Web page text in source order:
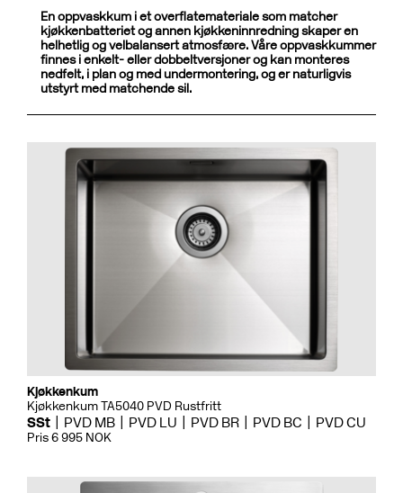
En oppvaskkum i et overflatemateriale som matcher
kjøkkenbatteriet og annen kjøkkeninnredning skaper en
helhetlig og velbalansert atmosfære. Våre oppvaskkummer
finnes i enkelt- eller dobbeltversjoner og kan monteres
nedfelt, i plan og med undermontering, og er naturligvis
utstyrt med matchende sil.
Kjøkkenkum
Kjøkkenkum TA5040 PVD Rustfritt
SSt PVD MB PVD LU PVD BR PVD BC PVD CU
Pris 6 995 NOK